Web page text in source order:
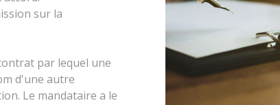
sur la
par lequel une
d'une autre
Le mandataire a le